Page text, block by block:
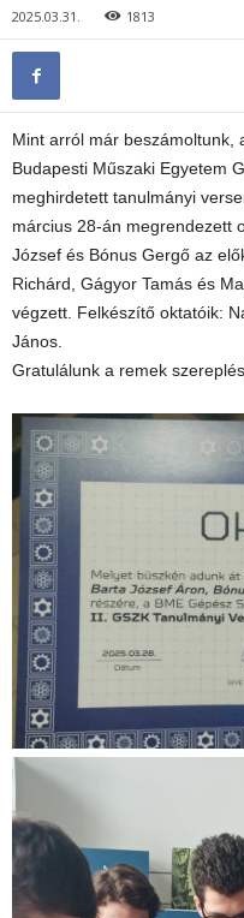
2025.03.31. 1813
Mint arról már beszámoltunk,
Budapesti Műszaki Egyetem
meghirdetett tanulmányi
március 28-án megrendezett
József és Bónus Gergő az
Richárd, Gágyor Tamás és
végzett. Felkészítő oktatóik:
János.
Gratulálunk a remek